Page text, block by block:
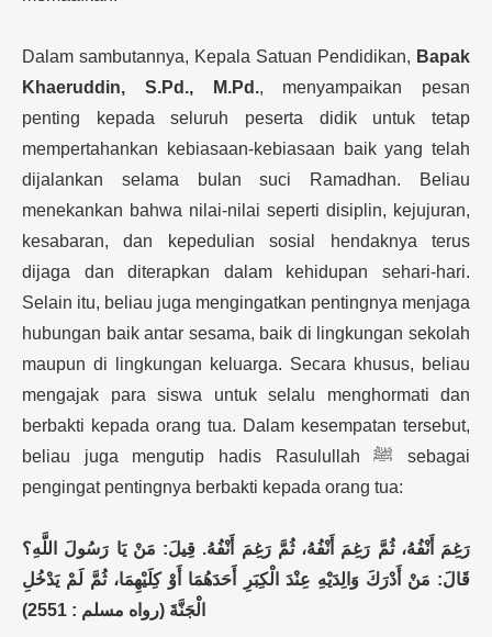
Dalam sambutannya, Kepala Satuan Pendidikan, Bapak
Khaeruddin, S.Pd., M.Pd., menyampaikan pesan
penting kepada seluruh peserta didik untuk tetap
mempertahankan kebiasaan-kebiasaan baik yang telah
dijalankan selama bulan suci Ramadhan. Beliau
menekankan bahwa nilai-nilai seperti disiplin, kejujuran,
kesabaran, dan kepedulian sosial hendaknya terus
dijaga dan diterapkan dalam kehidupan sehari-hari.
Selain itu, beliau juga mengingatkan pentingnya menjaga
hubungan baik antar sesama, baik di lingkungan sekolah
maupun di lingkungan keluarga. Secara khusus, beliau
mengajak para siswa untuk selalu menghormati dan
berbakti kepada orang tua. Dalam kesempatan tersebut,
beliau juga mengutip hadis Rasulullah ﷺ sebagai
pengingat pentingnya berbakti kepada orang tua:
رَغِمَ أَنْفُهُ، ثُمَّ رَغِمَ أَنْفُهُ، ثُمَّ رَغِمَ أَنْفُهُ. قِيلَ: مَنْ يَا رَسُولَ اللَّهِ؟
قَالَ: مَنْ أَدْرَكَ وَالِدَيْهِ عِنْدَ الْكِبَرِ أَحَدَهُمَا أَوْ كِلَيْهِمَا، ثُمَّ لَمْ يَدْخُلِ
الْجَنَّةَ (رواه مسلم : 2551)